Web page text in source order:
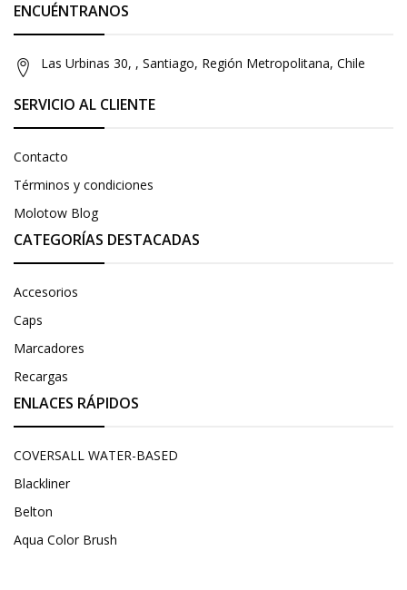
ENCUÉNTRANOS
Las Urbinas 30, , Santiago, Región Metropolitana, Chile
SERVICIO AL CLIENTE
Contacto
Términos y condiciones
Molotow Blog
CATEGORÍAS DESTACADAS
Accesorios
Caps
Marcadores
Recargas
ENLACES RÁPIDOS
COVERSALL WATER-BASED
Blackliner
Belton
Aqua Color Brush